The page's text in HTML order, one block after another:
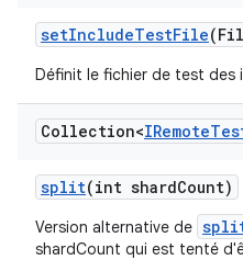
setIncludeTestFile
Définit le fichier de test des
Collection<IRemote
split(int shardCount)
Version alternative de
shardCount qui est tenté